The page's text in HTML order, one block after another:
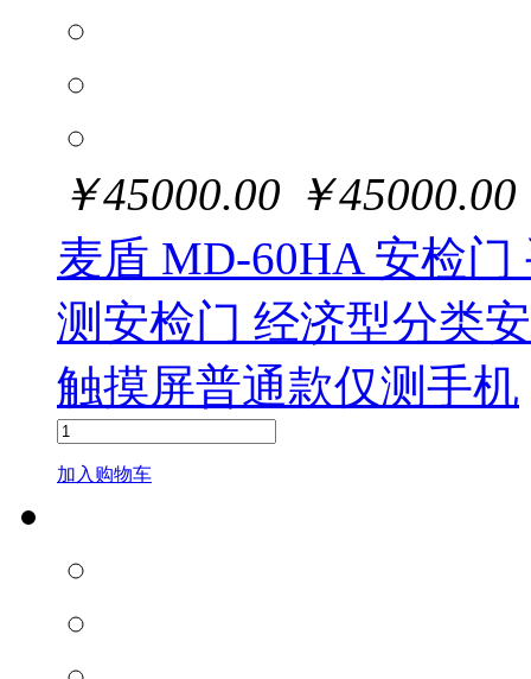
￥45000.00 ￥45000.00
麦盾 MD-60HA 安检
测安检门 经济型分类
触摸屏普通款仅测手机
加入购物车